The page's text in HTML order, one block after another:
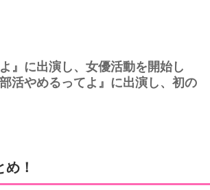
』に出演し、女優活動を開始し
活やめるってよ』に出演し、初の
！